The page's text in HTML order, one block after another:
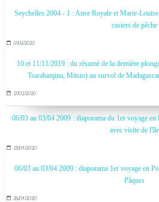
Seychelles 2004 - 1 : Anse Royale et Marie-
casiers de pêche
17/05/2020
10 et 11/11/2019 : du résumé de la dernière
Tsarabanjina, Mitsio) au survol de
27/02/2020
06/03 au 03/04 2009 : diaporama du 1er voyage
avec visite de l'île
28/04/2020
06/03 au 03/04 2009 : diaporama 1er voyage en
Pâques
26/04/2020